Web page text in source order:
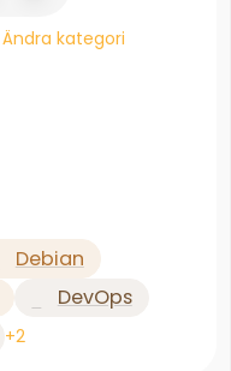
kategori
Debian
DevOps
+2